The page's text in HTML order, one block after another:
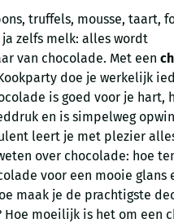
truffels, mousse, taart,
zelfs melk: alles wordt
van chocolade. Met een
doe je werkelijk
is goed voor je hart,
en is simpelweg
leert je met plezier
over chocolade: hoe
voor een mooie glans
maak je de prachtigste
Hoe moeilijk is het om een